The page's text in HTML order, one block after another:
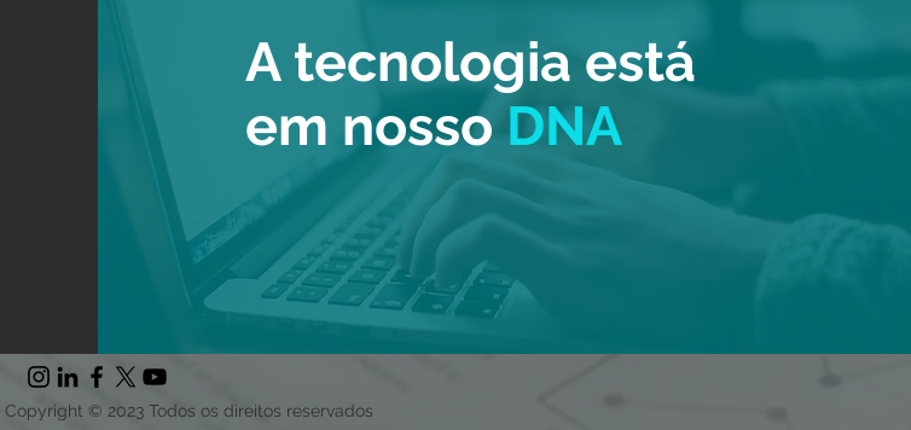
A tecnologia está
em nosso DNA
| Copyright © 2023 Todos os direitos reservados